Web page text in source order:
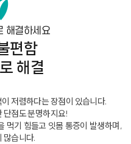
해결하세요
편함
해결
저렴하다는 장점이 있습니다.
단점도 분명하지요!
먹기 힘들고 잇몸 통증이 발생하며,
많습니다.